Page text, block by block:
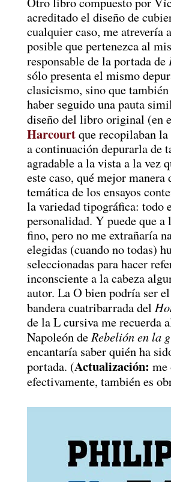
acreditado el diseño de
cualquier caso, me atrevería
posible que pertenezca al
responsable de la portada de
sólo presenta el mismo
clasicismo, sino que
haber seguido una pauta
diseño del libro original (en
Harcourtque recopilaban
a continuación depurarla de
agradable a la vista a la vez
este caso, qué mejor
temática de los ensayos
la variedad tipográfica: todo
personalidad. Y puede que
fino, pero no me extrañaría
elegidas (cuando no todas)
seleccionadas para hacer
inconsciente a la cabeza
autor. La O bien podría ser
bandera cuatribarrada del
de la L cursiva me recuerda
Napoleón de Rebelión en la
encantaría saber quién ha
portada. (Actualización: me
efectivamente, también es